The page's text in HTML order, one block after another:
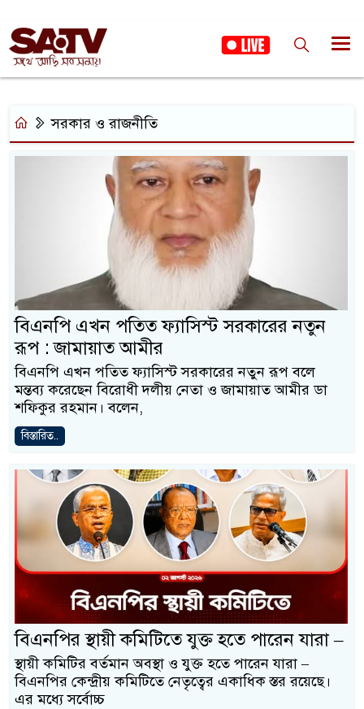
সরকার ও রাজনীতি
বিএনপি এখন পতিত ফ্যাসিস্ট সরকারের নতুন
রূপ : জামায়াত আমীর
বিএনপি এখন পতিত ফ্যাসিস্ট সরকারের নতুন রূপ বলে
মন্তব্য করেছেন বিরোধী দলীয় নেতা ও জামায়াত আমীর ডা
শফিকুর রহমান। বলেন,
বিস্তারিত..
বিএনপির স্থায়ী কমিটিতে যুক্ত হতে পারেন যারা –
স্থায়ী কমিটির বর্তমান অবস্থা ও যুক্ত হতে পারেন যারা –
বিএনপির কেন্দ্রীয় কমিটিতে নেতৃত্বের একাধিক স্তর রয়েছে।
এর মধ্যে সর্বোচ্চ